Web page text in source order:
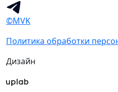
©MVK
Политика обработки
Дизайн